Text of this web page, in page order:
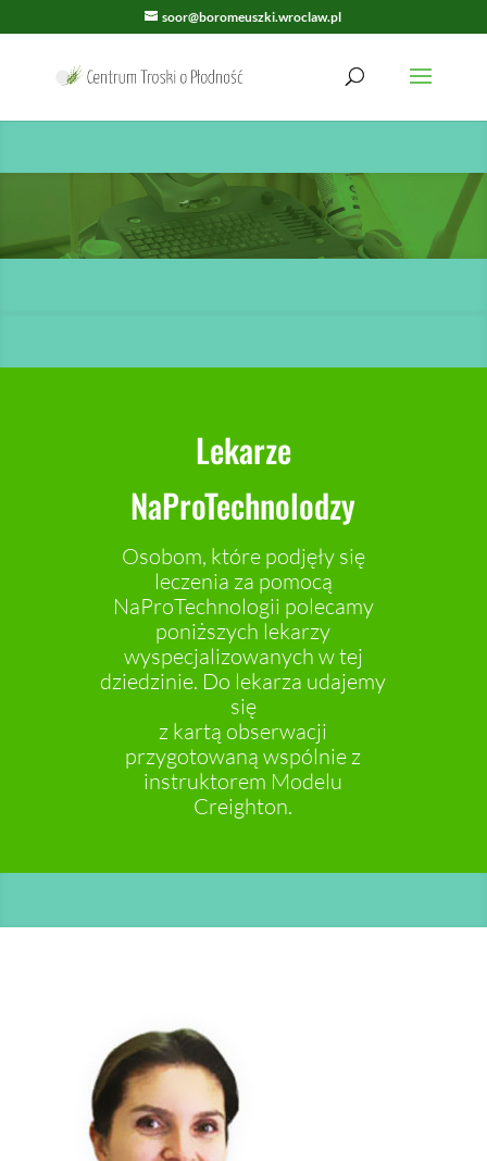
soor@boromeuszki.wroclaw.pl
Lekarze
NaProTechnolodzy
Osobom, które podjęły się
leczenia za pomocą
NaProTechnologii polecamy
poniższych lekarzy
wyspecjalizowanych w tej
dziedzinie. Do lekarza udajemy
się
z kartą obserwacji
przygotowaną wspólnie z
instruktorem Modelu
Creighton.